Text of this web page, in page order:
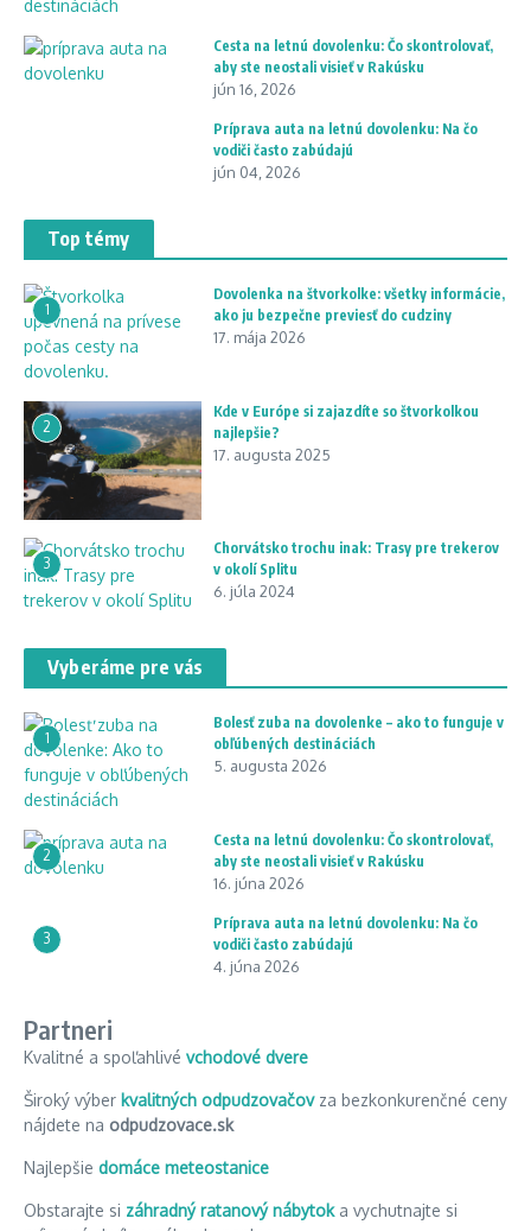
Cesta na letnú dovolenku: Čo skontrolovať,
aby ste neostali visieť v Rakúsku
jún 16, 2026
Príprava auta na letnú dovolenku: Na čo
vodiči často zabúdajú
jún 04, 2026
Top témy
1
Dovolenka na štvorkolke: všetky informácie,
ako ju bezpečne previesť do cudziny
17. mája 2026
2
Kde v Európe si zajazdíte so štvorkolkou
najlepšie?
17. augusta 2025
3
Chorvátsko trochu inak: Trasy pre trekerov
v okolí Splitu
6. júla 2024
Vyberáme pre vás
1
Bolesť zuba na dovolenke – ako to funguje v
obľúbených destináciách
5. augusta 2026
2
Cesta na letnú dovolenku: Čo skontrolovať,
aby ste neostali visieť v Rakúsku
16. júna 2026
3
Príprava auta na letnú dovolenku: Na čo
vodiči často zabúdajú
4. júna 2026
Partneri
Kvalitné a spoľahlivé vchodové dvere
Široký výber kvalitných odpudzovačovza bezkonkurenčné ceny
nájdete na odpudzovace.sk
Najlepšie domáce meteostanice
Obstarajte si záhradný ratanový nábytoka vychutnajte si